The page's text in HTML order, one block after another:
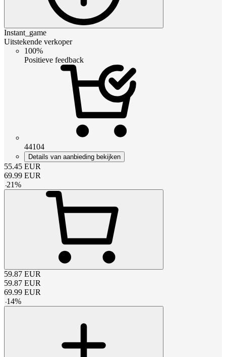
Instant_game
Uitstekende verkoper
100%
Positieve feedback
44104
Details van aanbieding bekijken
55.45 EUR
69.99 EUR
-21%
59.87 EUR
59.87 EUR
69.99 EUR
-14%